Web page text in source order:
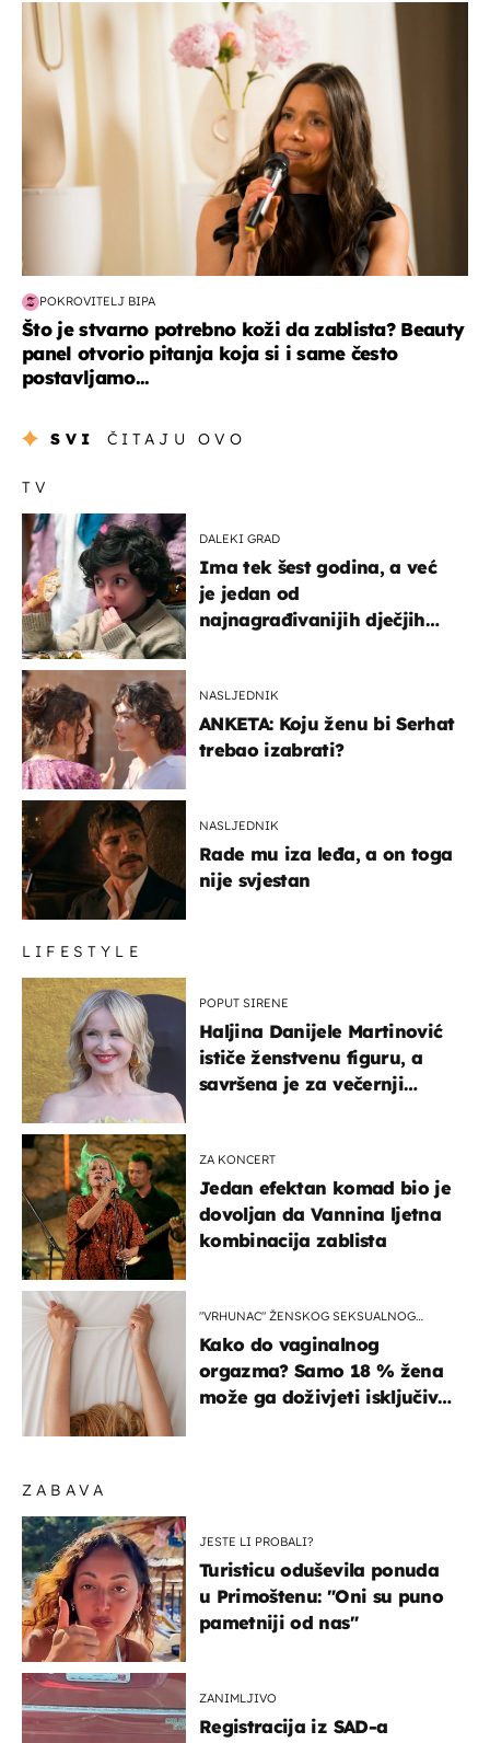
moda & ljepota
POKROVITELJ BIPA
Što je stvarno potrebno koži da zablista? Beauty
panel otvorio pitanja koja si i same često
postavljamo...
SVI ČITAJU OVO
ZABAVA
JESTE LI PROBALI?
Turisticu oduševila ponuda
u Primoštenu: "Oni su puno
pametniji od nas"
ZANIMLJIVO
Registracija iz SAD-a
TV
DALEKI GRAD
Ima tek šest godina, a već
je jedan od
najnagrađivanijih dječjih
NASLJEDNIK
ANKETA: Koju ženu bi Serhat
trebao izabrati?
NASLJEDNIK
Rade mu iza leđa, a on toga
nije svjestan
LIFESTYLE
POPUT SIRENE
Haljina Danijele Martinović
ističe ženstvenu figuru, a
savršena je za večernji
ZA KONCERT
Jedan efektan komad bio je
dovoljan da Vannina ljetna
kombinacija zablista
"VRHUNAC" ŽENSKOG SEKSUALNOG
Kako do vaginalnog
orgazma? Samo 18 % žena
može ga doživjeti isključivo